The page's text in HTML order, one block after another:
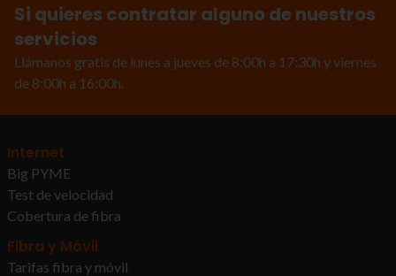
Si quieres contratar alguno de nuestros
servicios
Llámanos gratis de lunes a jueves de 8:00h a 17:30h y viernes
de 8:00h a 16:00h.
Internet
Big PYME
Test de velocidad
Cobertura de fibra
Fibra y Móvil
Tarifas fibra y móvil